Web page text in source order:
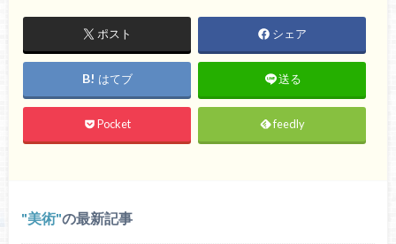
ポスト シェア
はてブ 送る
Pocket feedly
美術 の最新記事